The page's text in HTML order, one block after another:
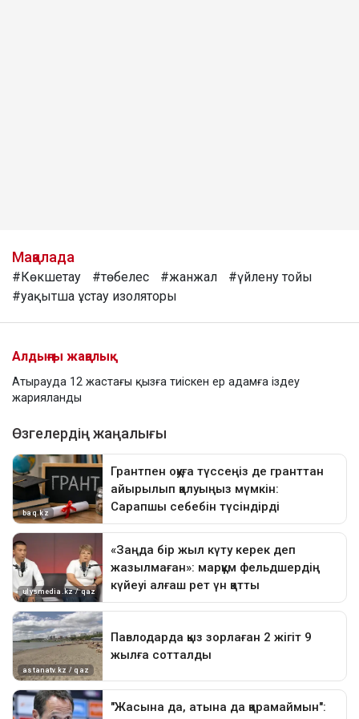
Мақалада
#Көкшетау #төбелес #жанжал
#үйлену тойы
#уақытша ұстау изоляторы
Алдыңғы жаңалық
Атырауда 12 жастағы қызға тиіскен ер адамға іздеу
жарияланды